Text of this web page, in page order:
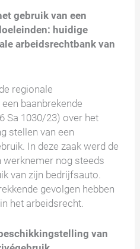
gebruik van een
huidige
arbeidsrechtbank van
regionale
baanbrekende
Sa 1030/23) over het
stellen van een
In deze zaak werd de
nog steeds
van zijn bedrijfsauto.
gevolgen hebben
het arbeidsrecht.
van